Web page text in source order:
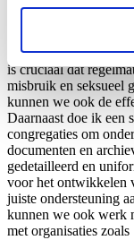
De complexiteit van
gedrag vereist een
uniforme data,”
is cruciaal dat
misbruik en seksueel
kunnen we ook de
Daarnaast doe ik een
congregaties om
documenten en
gedetailleerd en
voor het ontwikkelen
juiste ondersteuning
kunnen we ook werk
met organisaties